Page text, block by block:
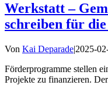
Nr.
2
Werkstatt –
schreiben für
Von Kai Deparade|2025-
Förderprogramme stellen
Projekte zu finanzieren.